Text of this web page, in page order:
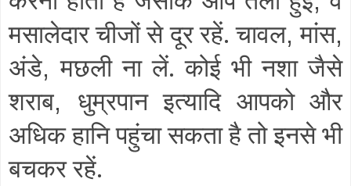
मसालेदार चीजों से दूर रहें. चावल,मांस,
अंडे,मछली ना लें. कोई भी नशा जैसे
शराब, धुम्रपान इत्यादि आपको और
अधिक हानि पहुंचा सकता है तो इनसे भी
बचकर रहें.